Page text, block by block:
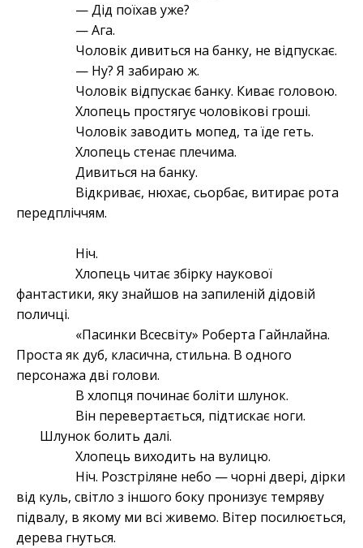
— Дід поїхав уже?
— Ага.
Чоловік дивиться на банку, не відпускає.
— Ну? Я забираю ж.
Чоловік відпускає банку. Киває головою.
Хлопець простягує чоловікові гроші.
Чоловік заводить мопед, та їде геть.
Хлопець стенає плечима.
Дивиться на банку.
Відкриває, нюхає, сьорбає, витирає рота
передпліччям.
Ніч.
Хлопець читає збірку наукової
фантастики, яку знайшов на запиленій дідовій
поличці.
«Пасинки Всесвіту» Роберта Гайнлайна.
Проста як дуб, класична, стильна. В одного
персонажа дві голови.
В хлопця починає боліти шлунок.
Він перевертається, підтискає ноги.
Шлунок болить далі.
Хлопець виходить на вулицю.
Ніч. Розстріляне небо — чорні двері, дірки
від куль, світло з іншого боку пронизує темряву
підвалу, в якому ми всі живемо. Вітер посилюється,
дерева гнуться.